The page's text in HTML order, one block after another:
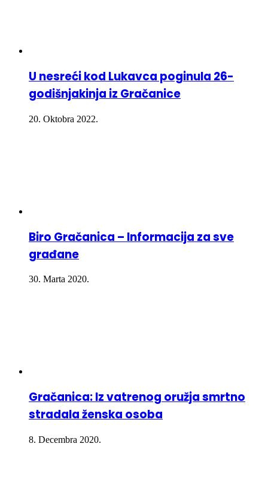
U nesreći kod Lukavca poginula 26-
godišnjakinja iz Gračanice
20. Oktobra 2022.
Biro Gračanica – Informacija za sve
građane
30. Marta 2020.
Gračanica: Iz vatrenog oružja smrtno
stradala ženska osoba
8. Decembra 2020.